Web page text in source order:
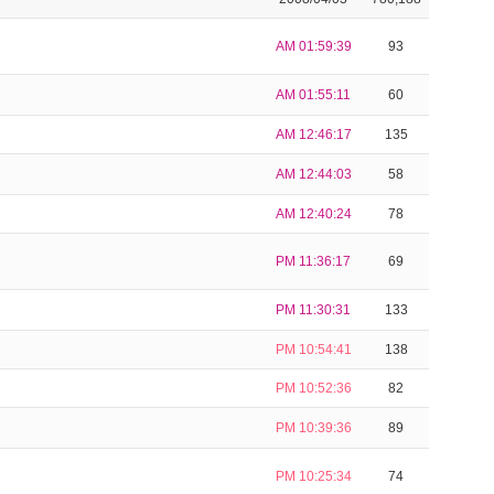
AM 01:59:39 93
AM 01:55:11 60
AM 12:46:17 135
AM 12:44:03 58
AM 12:40:24 78
PM 11:36:17 69
PM 11:30:31 133
PM 10:54:41 138
PM 10:52:36 82
PM 10:39:36 89
PM 10:25:34 74